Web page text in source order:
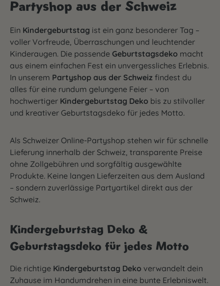
Partyshop aus der Schweiz
Ein Kindergeburtstag ist ein ganz besonderer Tag –
voller Vorfreude, Überraschungen und leuchtender
Kinderaugen. Die passende Geburtstagsdeko macht
aus einem einfachen Fest ein unvergessliches Erlebnis.
In unserem Partyshop aus der Schweiz findest du
alles für eine rundum gelungene Feier – von
hochwertiger Kindergeburtstag Deko bis zu stilvoller
und kreativer Geburtstagsdeko für jedes Motto.
Als Schweizer Online-Partyshop stehen wir für schnelle
Lieferung innerhalb der Schweiz, transparente Preise
ohne Zollgebühren und sorgfältig ausgewählte
Produkte. Keine langen Lieferzeiten aus dem Ausland
– sondern zuverlässige Partyartikel direkt aus der
Schweiz.
Kindergeburtstag Deko &
Geburtstagsdeko für jedes Motto
Die richtige Kindergeburtstag Deko verwandelt dein
Zuhause im Handumdrehen in eine bunte Erlebniswelt.